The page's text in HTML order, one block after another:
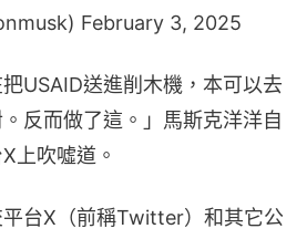
February 3, 2025
把USAID送進削木機，本可以去
反而做了這。」馬斯克洋洋自
上吹噓道。
台X（前稱Twitter）和其它公